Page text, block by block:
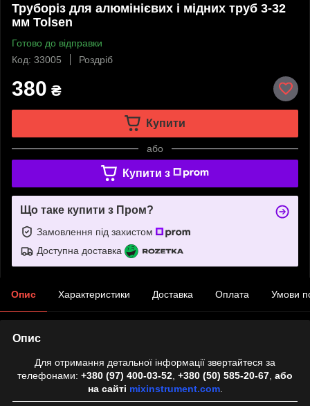
Труборіз для алюмінієвих і мідних труб 3-32
мм Tolsen
Готово до відправки
Код: 33005
Роздріб
380 ₴
Купити
або
Купити з
Що таке купити з Пром?
Замовлення під захистом
Доступна доставка
Опис Характеристики Доставка Оплата Умови
Опис
Для отримання детальної інформації звертайтеся за
телефонами: +380 (97) 400-03-52 +380 (50) 585-20-67 або
на сайті mixinstrument.com.